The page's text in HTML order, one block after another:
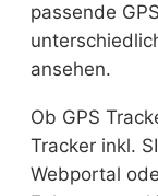
passende
ansehen.
Ob GPS
Tracker inkl.
Webportal